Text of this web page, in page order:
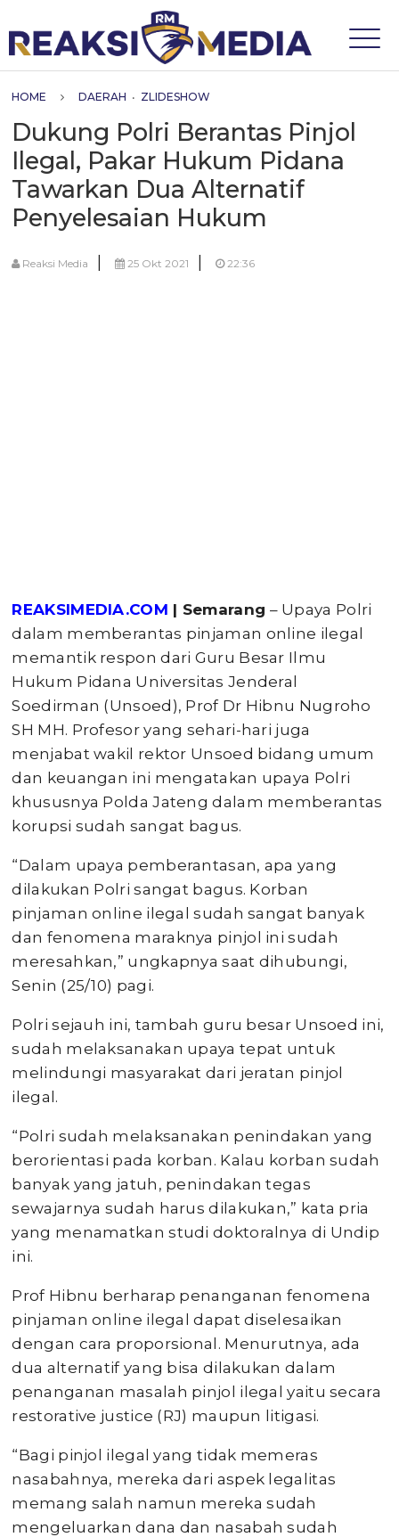
HOME DAERAH • ZLIDESHOW
Dukung Polri Berantas Pinjol
Ilegal, Pakar Hukum Pidana
Tawarkan Dua Alternatif
Penyelesaian Hukum
Reaksi Media | 25 Okt 2021 | 22:36
REAKSIMEDIA.COM | Semarang – Upaya Polri
dalam memberantas pinjaman online ilegal
memantik respon dari Guru Besar Ilmu
Hukum Pidana Universitas Jenderal
Soedirman (Unsoed), Prof Dr Hibnu Nugroho
SH MH. Profesor yang sehari-hari juga
menjabat wakil rektor Unsoed bidang umum
dan keuangan ini mengatakan upaya Polri
khususnya Polda Jateng dalam memberantas
korupsi sudah sangat bagus.
“Dalam upaya pemberantasan, apa yang
dilakukan Polri sangat bagus. Korban
pinjaman online ilegal sudah sangat banyak
dan fenomena maraknya pinjol ini sudah
meresahkan,” ungkapnya saat dihubungi,
Senin (25/10) pagi.
Polri sejauh ini, tambah guru besar Unsoed ini,
sudah melaksanakan upaya tepat untuk
melindungi masyarakat dari jeratan pinjol
ilegal.
“Polri sudah melaksanakan penindakan yang
berorientasi pada korban. Kalau korban sudah
banyak yang jatuh, penindakan tegas
sewajarnya sudah harus dilakukan,” kata pria
yang menamatkan studi doktoralnya di Undip
ini.
Prof Hibnu berharap penanganan fenomena
pinjaman online ilegal dapat diselesaikan
dengan cara proporsional. Menurutnya, ada
dua alternatif yang bisa dilakukan dalam
penanganan masalah pinjol ilegal yaitu secara
restorative justice (RJ) maupun litigasi.
“Bagi pinjol ilegal yang tidak memeras
nasabahnya, mereka dari aspek legalitas
memang salah namun mereka sudah
mengeluarkan dana dan nasabah sudah